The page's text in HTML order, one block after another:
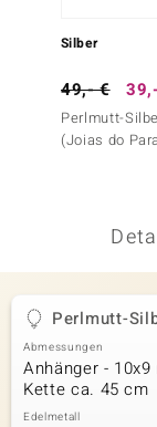
Collection
Silber
49,- €
Perlmutt-
(Joias do
Perlmutt-
Abmessungen
Anhänger - 10x9
Kette ca. 45 cm
Edelmetall